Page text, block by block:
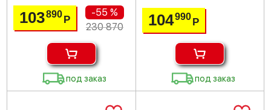
103890Р
-55 %
230 870
под заказ
104990 Р
под заказ